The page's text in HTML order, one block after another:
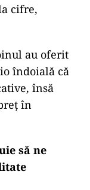
cifre,
au oferit
îndoială că
însă
în
să ne